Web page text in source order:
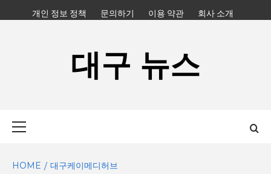
to
개인 정보 정책 문의하기 이용 약관 회사 소개
대구 뉴스
HOME 대구케이메디허브